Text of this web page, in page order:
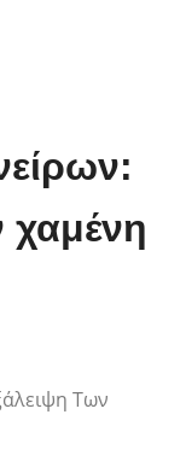
χαμένη
Των